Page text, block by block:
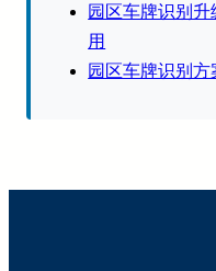
园区车牌识别
用
园区车牌识别